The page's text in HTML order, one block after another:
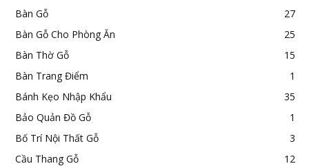
Bàn Gỗ
27
Bàn Gỗ Cho Phòng Ăn
25
Bàn Thờ Gỗ
15
Bàn Trang Điểm
1
Bánh Kẹo Nhập Khẩu
35
Bảo Quản Đồ Gỗ
1
Bố Trí Nội Thất Gỗ
3
Cầu Thang Gỗ
12